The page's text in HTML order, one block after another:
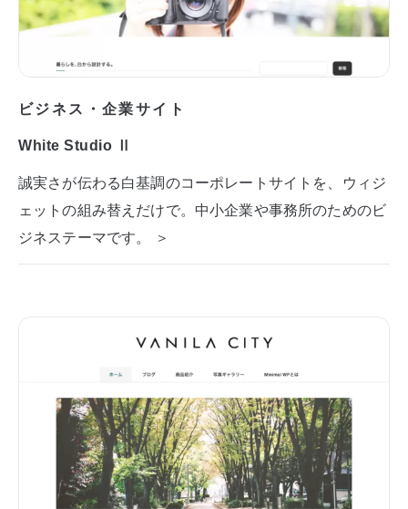
ビジネス・企業サイト
White Studio Ⅱ
誠実さが伝わる白基調のコーポレートサイトを、ウィジ
ェットの組み替えだけで。中小企業や事務所のためのビ
ジネステーマです。 ＞